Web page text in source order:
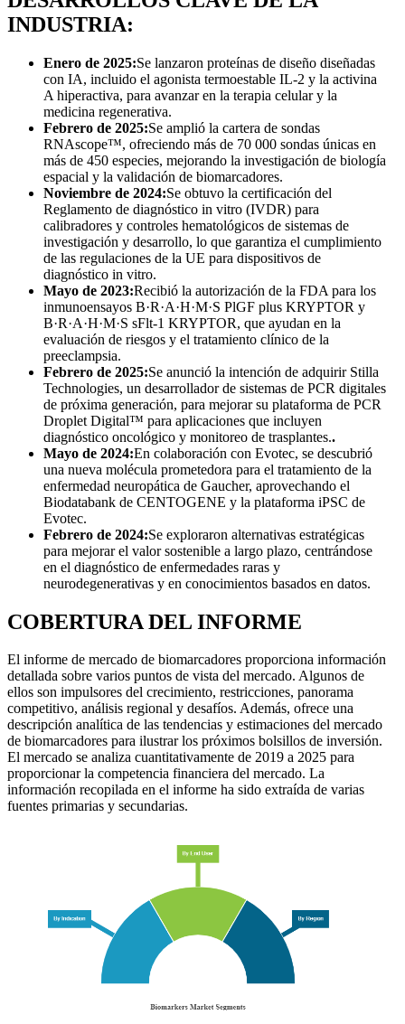
INDUSTRIA:
Enero de 2025:Se lanzaron proteínas de diseño diseñadas
con IA, incluido el agonista termoestable IL-2 y la activina
A hiperactiva, para avanzar en la terapia celular y la
medicina regenerativa.
Febrero de 2025:Se amplió la cartera de sondas
RNAscope™, ofreciendo más de 70 000 sondas únicas en
más de 450 especies, mejorando la investigación de biología
espacial y la validación de biomarcadores.
Noviembre de 2024:Se obtuvo la certificación del
Reglamento de diagnóstico in vitro (IVDR) para
calibradores y controles hematológicos de sistemas de
investigación y desarrollo, lo que garantiza el cumplimiento
de las regulaciones de la UE para dispositivos de
diagnóstico in vitro.
Mayo de 2023:Recibió la autorización de la FDA para los
inmunoensayos B·R·A·H·M·S PlGF plus KRYPTOR y
B·R·A·H·M·S sFlt-1 KRYPTOR, que ayudan en la
evaluación de riesgos y el tratamiento clínico de la
preeclampsia.
Febrero de 2025:Se anunció la intención de adquirir Stilla
Technologies, un desarrollador de sistemas de PCR digitales
de próxima generación, para mejorar su plataforma de PCR
Droplet Digital™ para aplicaciones que incluyen
diagnóstico oncológico y monitoreo de trasplantes..
Mayo de 2024:En colaboración con Evotec, se descubrió
una nueva molécula prometedora para el tratamiento de la
enfermedad neuropática de Gaucher, aprovechando el
Biodatabank de CENTOGENE y la plataforma iPSC de
Evotec.
Febrero de 2024:Se exploraron alternativas estratégicas
para mejorar el valor sostenible a largo plazo, centrándose
en el diagnóstico de enfermedades raras y
neurodegenerativas y en conocimientos basados ​​en datos.
COBERTURA DEL INFORME
El informe de mercado de biomarcadores proporciona información
detallada sobre varios puntos de vista del mercado. Algunos de
ellos son impulsores del crecimiento, restricciones, panorama
competitivo, análisis regional y desafíos. Además, ofrece una
descripción analítica de las tendencias y estimaciones del mercado
de biomarcadores para ilustrar los próximos bolsillos de inversión.
El mercado se analiza cuantitativamente de 2019 a 2025 para
proporcionar la competencia financiera del mercado. La
información recopilada en el informe ha sido extraída de varias
fuentes primarias y secundarias.